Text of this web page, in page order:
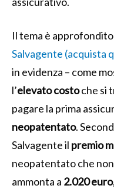
Il tema è approfondito
Salvagente (acquista
in evidenza – come
l’elevatocostoche si
pagare la prima
neopatentato.
Salvagente il premio
neopatentato che
ammonta a 2.020 euro